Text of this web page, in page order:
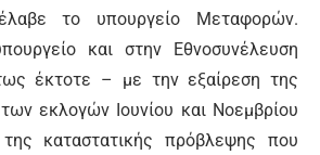
το υπουργείο Μεταφορών.
και στην Εθνοσυνέλευση
έκτοτε – με την εξαίρεση της
εκλογών Ιουνίου και Νοεμβρίου
καταστατικής πρόβλεψης που